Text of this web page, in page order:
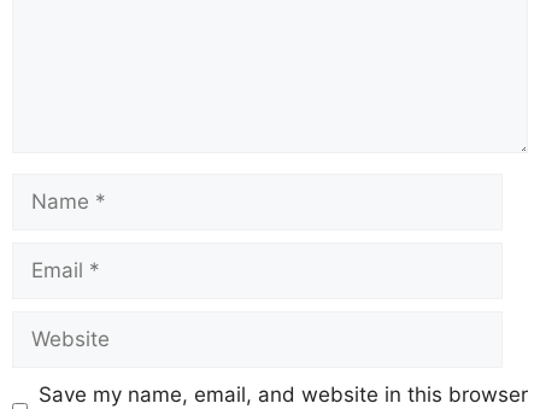
Save my name, email, and website in this browser